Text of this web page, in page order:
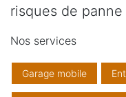
risques de
Nos services
Garage mobile